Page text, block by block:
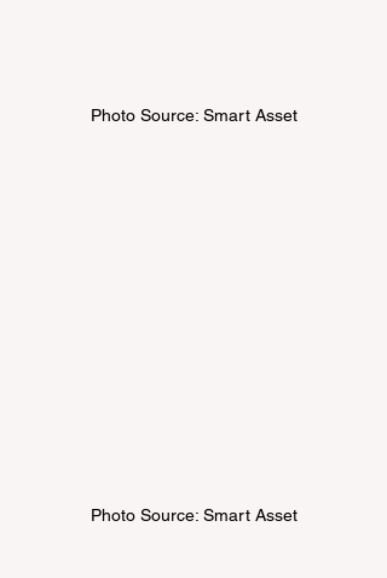
Photo Source: Smart Asset
Photo Source: Smart Asset